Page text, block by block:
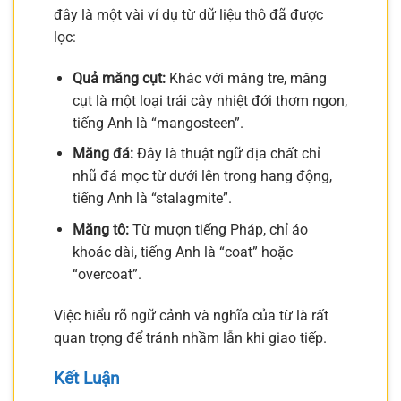
đây là một vài ví dụ từ dữ liệu thô đã được
lọc:
Quả măng cụt:Khác với măng tre, măng
cụt là một loại trái cây nhiệt đới thơm ngon,
tiếng Anh là “mangosteen”.
Măng đá:Đây là thuật ngữ địa chất chỉ
nhũ đá mọc từ dưới lên trong hang động,
tiếng Anh là “stalagmite”.
Măng tô:Từ mượn tiếng Pháp, chỉ áo
khoác dài, tiếng Anh là “coat” hoặc
“overcoat”.
Việc hiểu rõ ngữ cảnh và nghĩa của từ là rất
quan trọng để tránh nhầm lẫn khi giao tiếp.
Kết Luận